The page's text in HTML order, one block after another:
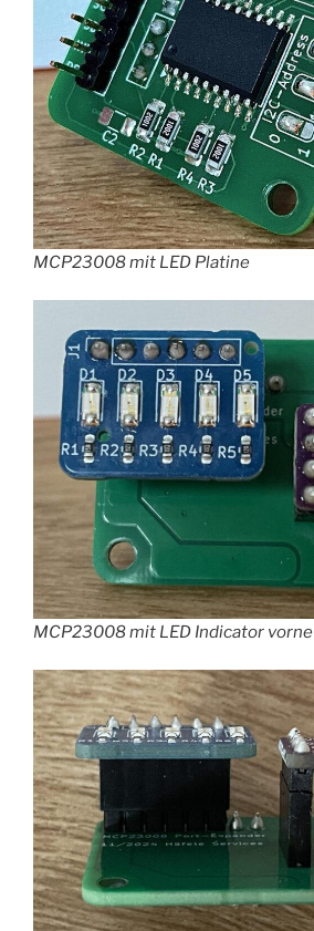
MCP23008 mit LED Platine
MCP23008 mit LED Indicator vorne